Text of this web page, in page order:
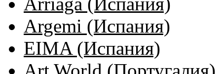
Argemi (Испания)
EIMA (Испания)